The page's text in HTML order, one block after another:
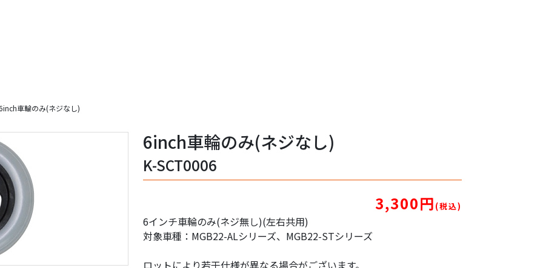
車輪のみ(ネジなし)
6inch車輪のみ(ネジなし)
K-SCT0006
3,300円 (税込)
6インチ車輪のみ(ネジ無し)(左右共用)
対象車種：MGB22-ALシリーズ、MGB22-STシリーズ
ロットにより若干仕様が異なる場合がございます。